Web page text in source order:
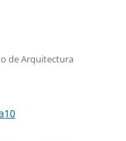
de Arquitectura